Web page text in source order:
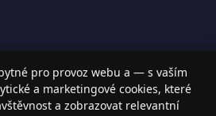
s Apple produkty, příslušenstvím a
a s jistotou.
pro provoz webu a — s vaším
a marketingové cookies, které
a zobrazovat relevantní